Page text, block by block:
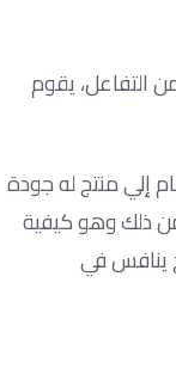
التفاعل، يقوم
إلي منتج له جودة
من ذلك وهو كيفية
ينافس في